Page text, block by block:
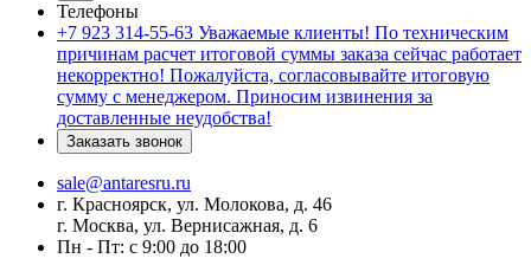
Телефоны
+7 923 314-55-63 Уважаемые клиенты! По техническим
причинам расчет итоговой суммы заказа сейчас работает
некорректно! Пожалуйста, согласовывайте итоговую
сумму с менеджером. Приносим извинения за
доставленные неудобства!
Заказать звонок
sale@antaresru.ru
г. Красноярск, ул. Молокова, д. 46
г. Москва, ул. Вернисажная, д. 6
Пн - Пт: с 9:00 до 18:00